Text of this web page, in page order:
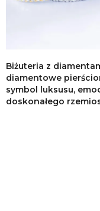
Biżuteria z
diamentowe
symbol luksusu,
doskonałego